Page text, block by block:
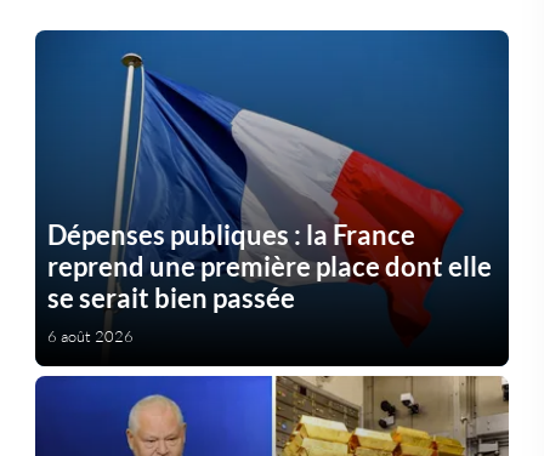
Dépenses publiques : la France
reprend une première place dont elle
se serait bien passée
6 août 2026